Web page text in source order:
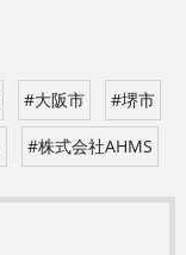
#大阪市 #堺市
#株式会社AHMS